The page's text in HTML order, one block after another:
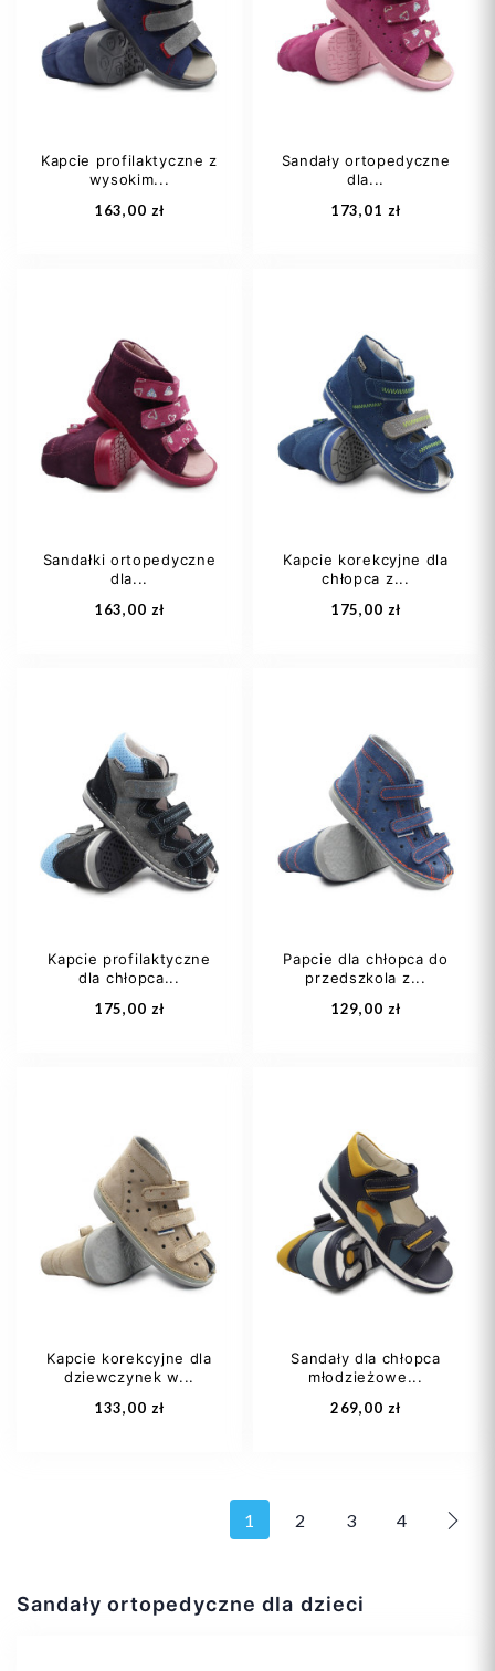
Sandały ortopedyczne dla dzieci
20 25
Dodaj do koszyka
26
27 +5
Dodaj do koszyka
Kapcie profilaktyczne z
wysokim...
163,00 zł
24
27
28
29 +4
Dodaj do koszyka
Sandały ortopedyczne
dla...
173,01 zł
28
32
Dodaj do koszyka
Sandałki ortopedyczne
dla...
163,00 zł
27
31
Dodaj do koszyka
Kapcie korekcyjne dla
chłopca z...
175,00 zł
22
23
25 +3
Dodaj do koszyka
Kapcie profilaktyczne
dla chłopca...
175,00 zł
22
23
26 +2
Dodaj do koszyka
Papcie dla chłopca do
przedszkola z...
129,00 zł
21
23
24 +8
Dodaj do koszyka
Kapcie korekcyjne dla
dziewczynek w...
133,00 zł
20 21
22
Sandały dla chłopca
młodzieżowe...
269,00 zł
30 31
1 2 3 4